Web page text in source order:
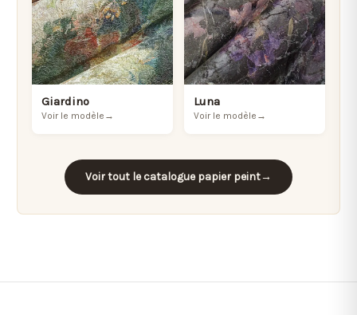
Giardino
Voir le modèle →
Luna
Voir le modèle →
Voir tout le catalogue papier peint→